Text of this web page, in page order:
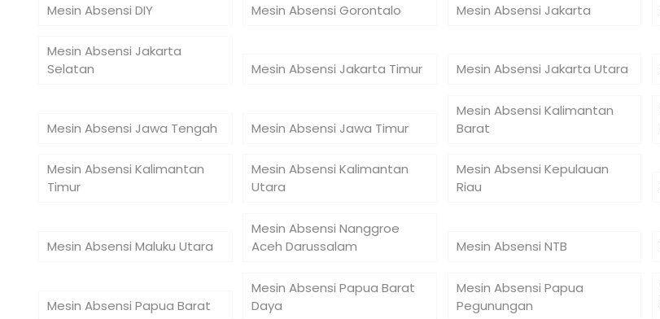
Mesin Absensi DIY Mesin Absensi Gorontalo Mesin Absensi Jakarta
Mesin Absensi Jakarta
Selatan
Mesin Absensi Jakarta Timur Mesin Absensi Jakarta Utara
Mesin Absensi Jawa Tengah Mesin Absensi Jawa Timur
Mesin Absensi Kalimantan
Barat
Mesin Absensi Kalimantan
Timur
Mesin Absensi Kalimantan
Utara
Mesin Absensi Kepulauan
Riau
Mesin Absensi Maluku Utara
Mesin Absensi Nanggroe
Aceh Darussalam
Mesin Absensi NTB
Mesin Absensi Papua Barat
Mesin Absensi Papua Barat
Daya
Mesin Absensi Papua
Pegunungan